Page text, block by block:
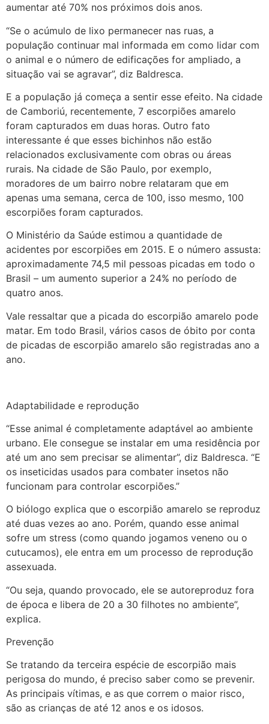
aumentar até 70% nos próximos dois anos.
“Se o acúmulo de lixo permanecer nas ruas, a
população continuar mal informada em como lidar com
o animal e o número de edificações for ampliado, a
situação vai se agravar”, diz Baldresca.
E a população já começa a sentir esse efeito. Na cidade
de Camboriú, recentemente, 7 escorpiões amarelo
foram capturados em duas horas. Outro fato
interessante é que esses bichinhos não estão
relacionados exclusivamente com obras ou áreas
rurais. Na cidade de São Paulo, por exemplo,
moradores de um bairro nobre relataram que em
apenas uma semana, cerca de 100, isso mesmo, 100
escorpiões foram capturados.
O Ministério da Saúde estimou a quantidade de
acidentes por escorpiões em 2015. E o número assusta:
aproximadamente 74,5 mil pessoas picadas em todo o
Brasil – um aumento superior a 24% no período de
quatro anos.
Vale ressaltar que a picada do escorpião amarelo pode
matar. Em todo Brasil, vários casos de óbito por conta
de picadas de escorpião amarelo são registradas ano a
ano.
Adaptabilidade e reprodução
“Esse animal é completamente adaptável ao ambiente
urbano. Ele consegue se instalar em uma residência por
até um ano sem precisar se alimentar”, diz Baldresca. “E
os inseticidas usados para combater insetos não
funcionam para controlar escorpiões.”
O biólogo explica que o escorpião amarelo se reproduz
até duas vezes ao ano. Porém, quando esse animal
sofre um stress (como quando jogamos veneno ou o
cutucamos), ele entra em um processo de reprodução
assexuada.
“Ou seja, quando provocado, ele se autoreproduz fora
de época e libera de 20 a 30 filhotes no ambiente”,
explica.
Prevenção
Se tratando da terceira espécie de escorpião mais
perigosa do mundo, é preciso saber como se prevenir.
As principais vítimas, e as que correm o maior risco,
são as crianças de até 12 anos e os idosos.